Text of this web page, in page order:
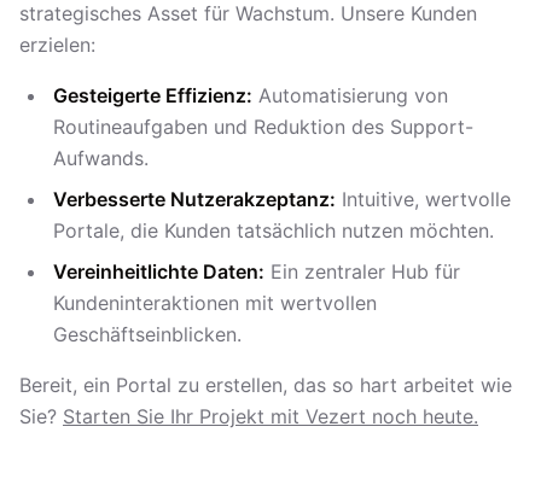
strategisches Asset für Wachstum. Unsere Kunden
erzielen:
Gesteigerte Effizienz: Automatisierung von
Routineaufgaben und Reduktion des Support-
Aufwands.
Verbesserte Nutzerakzeptanz: Intuitive, wertvolle
Portale, die Kunden tatsächlich nutzen möchten.
Vereinheitlichte Daten: Ein zentraler Hub für
Kundeninteraktionen mit wertvollen
Geschäftseinblicken.
Bereit, ein Portal zu erstellen, das so hart arbeitet wie
Sie? Starten Sie Ihr Projekt mit Vezert noch heute.